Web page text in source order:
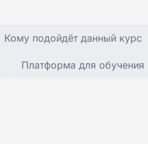
Кому подойдёт данный курс
Платформа для обучения